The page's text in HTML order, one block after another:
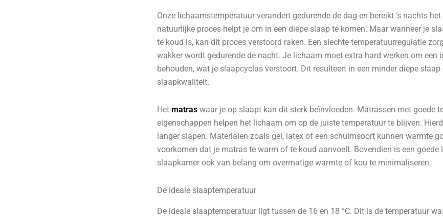
Onze lichaamstemperatuur verandert gedurende de dag en bereikt ‘s nachts
natuurlijke proces helpt je om in een diepe slaap te komen. Maar wanneer je
te koud is, kan dit proces verstoord raken. Een slechte temperatuurregulatie
wakker wordt gedurende de nacht. Je lichaam moet extra hard werken om een
behouden, wat je slaapcyclus verstoort. Dit resulteert in een minder diepe slaap
slaapkwaliteit.
Het matras waar je op slaapt kan dit sterk beïnvloeden. Matrassen met goede
eigenschappen helpen het lichaam om op de juiste temperatuur te blijven.
langer slapen. Materialen zoals gel, latex of een schuimsoort kunnen warmte
voorkomen dat je matras te warm of te koud aanvoelt. Bovendien is een
slaapkamer ook van belang om overmatige warmte of kou te minimaliseren.
De ideale slaaptemperatuur
De ideale slaaptemperatuur ligt tussen de 16 en 18 °C. Dit is de temperatuur